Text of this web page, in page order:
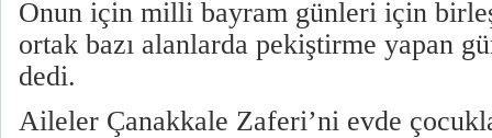
Onun için milli bayram günleri için
ortak bazı alanlarda pekiştirme yapan
dedi.
Aileler Çanakkale Zaferi’ni evde